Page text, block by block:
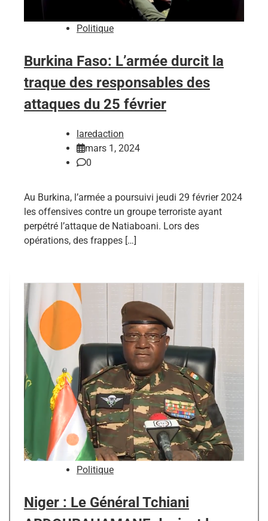
Politique
Burkina Faso: L’armée durcit la
traque des responsables des
attaques du 25 février
laredaction
mars 1, 2024
0
Au Burkina, l’armée a poursuivi jeudi 29 février 2024
les offensives contre un groupe terroriste ayant
perpétré l’attaque de Natiaboani. Lors des
opérations, des frappes […]
Politique
Niger : Le Général Tchiani